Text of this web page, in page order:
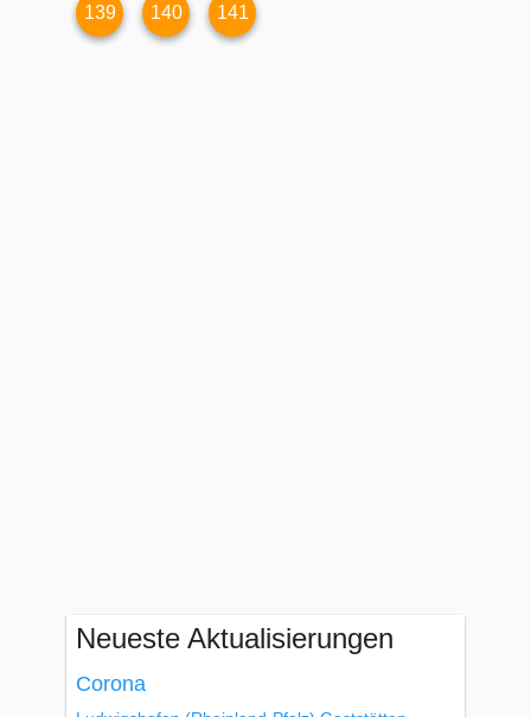
139 140 141
Neueste Aktualisierungen
Corona